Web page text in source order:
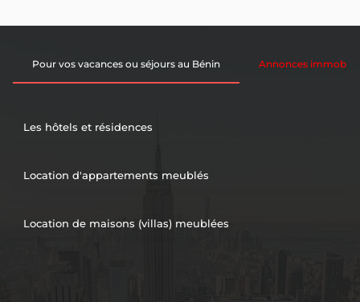
Pour vos vacances ou séjours au Bénin Annonces
Les hôtels et résidences
Location d'appartements meublés
Location de maisons (villas) meublées